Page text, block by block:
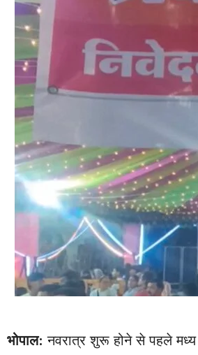
भोपाल: नवरात्र शुरू होने से पहले